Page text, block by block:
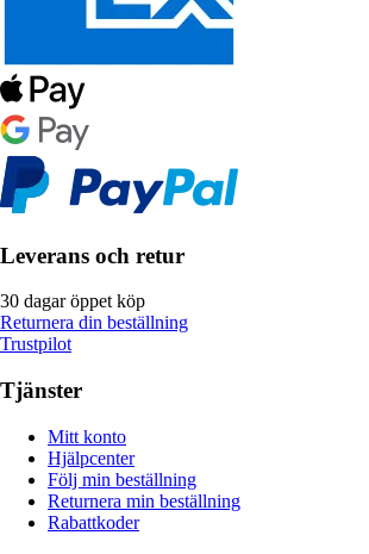
Leverans och retur
30 dagar öppet köp
Returnera din beställning
Trustpilot
Tjänster
Mitt konto
Hjälpcenter
Följ min beställning
Returnera min beställning
Rabattkoder